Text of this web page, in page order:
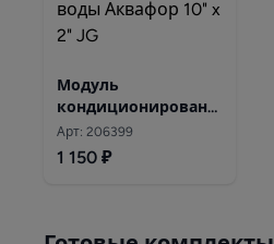
Модуль
кондиционирования
воды Аквафор 10" x
2" JG
Арт: 206399
1 150 ₽